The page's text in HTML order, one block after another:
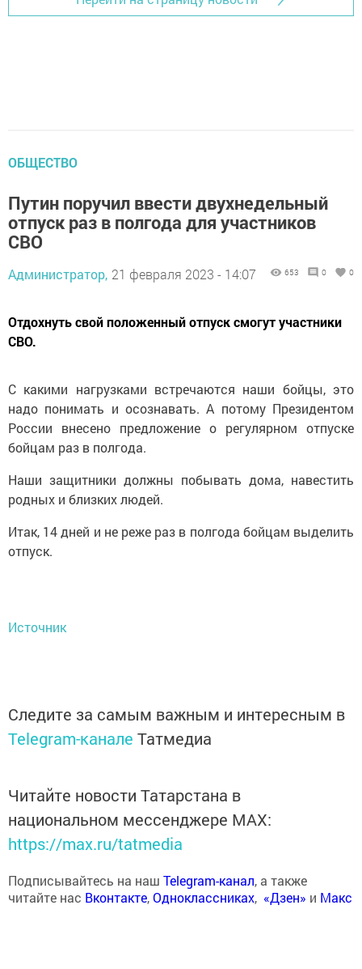
ОБЩЕСТВО
Путин поручил ввести двухнедельный
отпуск раз в полгода для участников
СВО
Администратор, 21 февраля 2023 - 14:07 653 0 0
Отдохнуть свой положенный отпуск смогут участники
СВО.
С какими нагрузками встречаются наши бойцы, это
надо понимать и осознавать. А потому Президентом
России внесено предложение о регулярном отпуске
бойцам раз в полгода.
Наши защитники должны побывать дома, навестить
родных и близких людей.
Итак, 14 дней и не реже раз в полгода бойцам выделить
отпуск.
Источник
Следите за самым важным и интересным в
Telegram-канале Татмедиа
Читайте новости Татарстана в
национальном мессенджере MАХ:
https://max.ru/tatmedia
Подписывайтесь на наш Telegram-канал, а также
читайте нас Вконтакте,Одноклассниках, «Дзен» и Макс